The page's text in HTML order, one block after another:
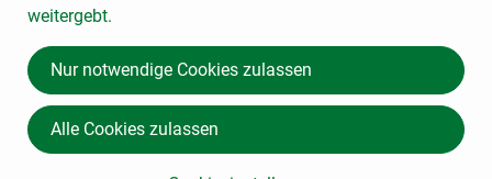
1 Stk
Zwiebel
Zwiebeln, gelb
4,15 € /kg
weitergebt.
Nur notwendige Cookies zulassen
Alle Cookies zulassen